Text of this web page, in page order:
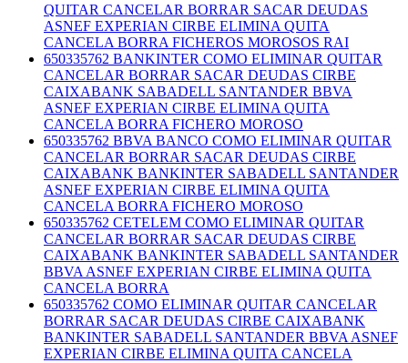
QUITAR CANCELAR BORRAR SACAR DEUDAS
ASNEF EXPERIAN CIRBE ELIMINA QUITA
CANCELA BORRA FICHEROS MOROSOS RAI
650335762 BANKINTER COMO ELIMINAR QUITAR
CANCELAR BORRAR SACAR DEUDAS CIRBE
CAIXABANK SABADELL SANTANDER BBVA
ASNEF EXPERIAN CIRBE ELIMINA QUITA
CANCELA BORRA FICHERO MOROSO
650335762 BBVA BANCO COMO ELIMINAR QUITAR
CANCELAR BORRAR SACAR DEUDAS CIRBE
CAIXABANK BANKINTER SABADELL SANTANDER
ASNEF EXPERIAN CIRBE ELIMINA QUITA
CANCELA BORRA FICHERO MOROSO
650335762 CETELEM COMO ELIMINAR QUITAR
CANCELAR BORRAR SACAR DEUDAS CIRBE
CAIXABANK BANKINTER SABADELL SANTANDER
BBVA ASNEF EXPERIAN CIRBE ELIMINA QUITA
CANCELA BORRA
650335762 COMO ELIMINAR QUITAR CANCELAR
BORRAR SACAR DEUDAS CIRBE CAIXABANK
BANKINTER SABADELL SANTANDER BBVA ASNEF
EXPERIAN CIRBE ELIMINA QUITA CANCELA